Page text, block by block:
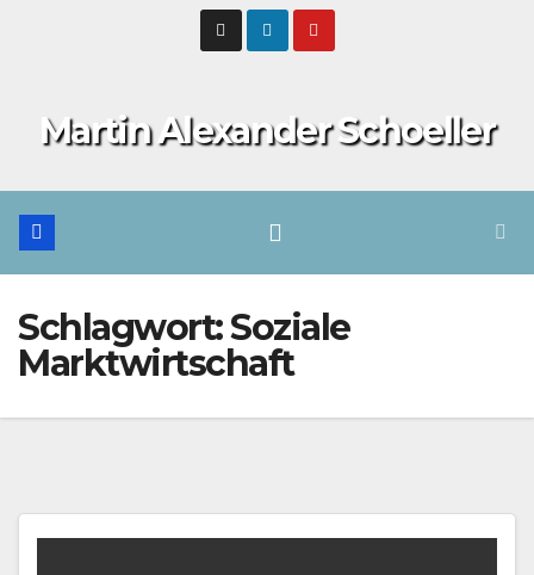
Martin Alexander Schoeller
Schlagwort:Soziale
Marktwirtschaft